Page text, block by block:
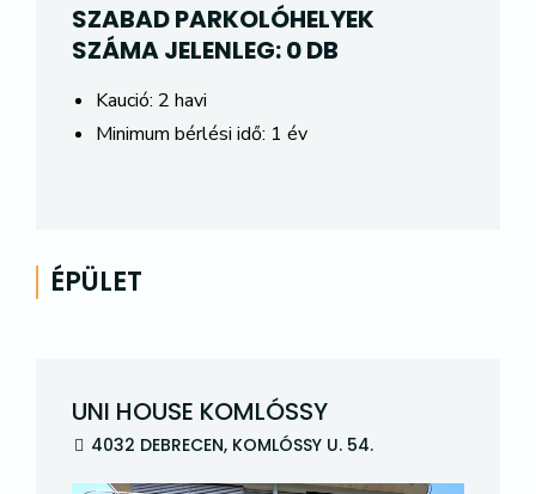
SZABAD PARKOLÓHELYEK
SZÁMA JELENLEG: 0 DB
Kaució: 2 havi
Minimum bérlési idő: 1 év
ÉPÜLET
UNI HOUSE KOMLÓSSY
4032 DEBRECEN, KOMLÓSSY U. 54.